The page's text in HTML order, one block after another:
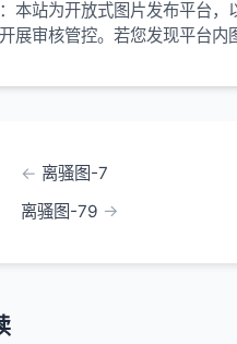
本站为开放式图片发布平台
展审核管控。若您发现平台
离骚图-7
离骚图-79